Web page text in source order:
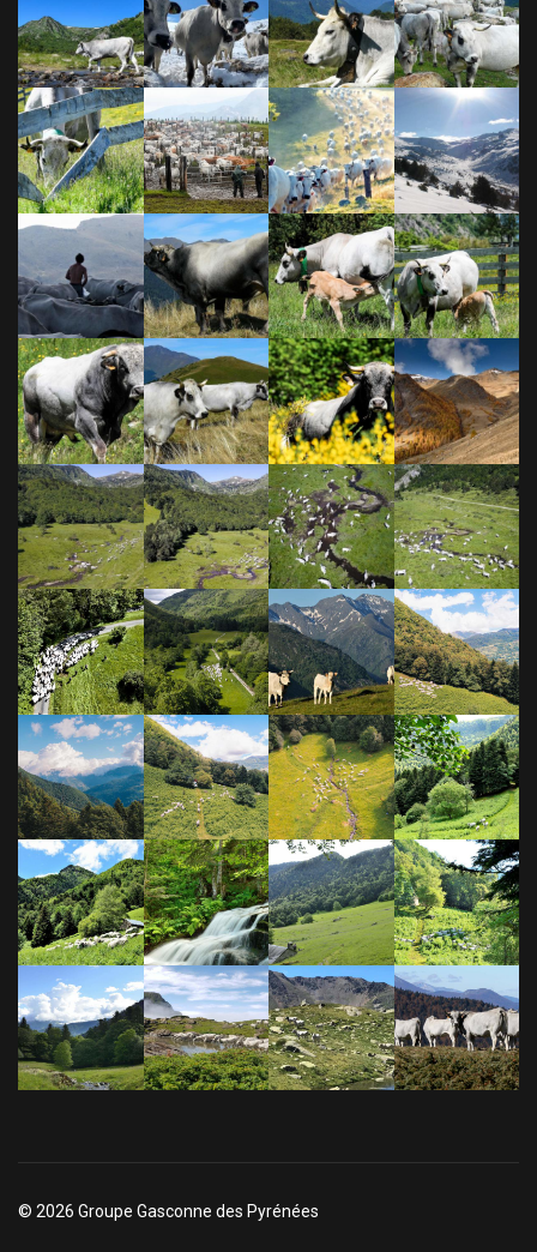
© 2026 Groupe Gasconne des Pyrénées